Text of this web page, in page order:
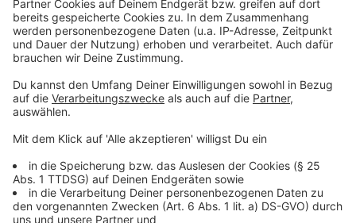
persönlicher Wochenrückblick - so privat wie noch nie,
so lustig wie immer.